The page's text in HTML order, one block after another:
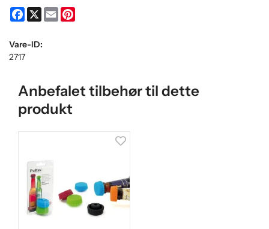
Facebook
X Email
Vare-ID:
2717
Anbefalet tilbehør til dette
produkt